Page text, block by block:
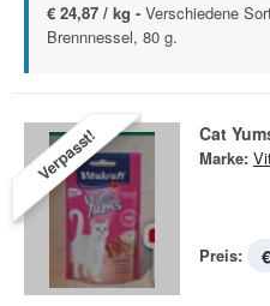
€ 24,87 / kg - Verschiedene
Brennnessel, 80 g.
Verpasst! Cat
Marke:
Preis: